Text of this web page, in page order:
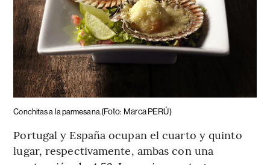
Conchitas a la parmesana.(Foto: Marca PERÚ)
Portugal y España ocupan el cuarto y quinto
lugar, respectivamente, ambas con una